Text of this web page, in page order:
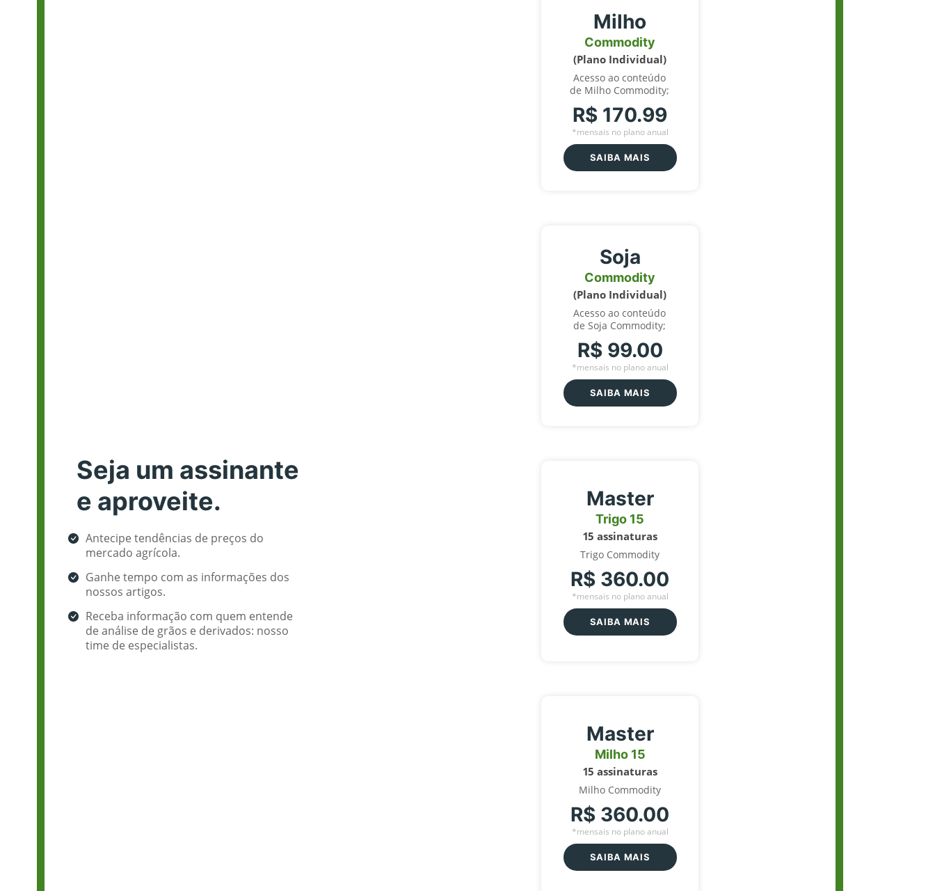
Seja um assinante
e aproveite.
Antecipe tendências de preços do
mercado agrícola.
Ganhe tempo com as informações dos
nossos artigos.
Receba informação com quem entende
de análise de grãos e derivados: nosso
time de especialistas.
Milho
Commodity
(Plano Individual)
Acesso ao conteúdo
de Milho Commodity;
R$ 170.99
*mensais no plano anual
SAIBA MAIS
Soja
Commodity
(Plano Individual)
Acesso ao conteúdo
de Soja Commodity;
R$ 99.00
*mensais no plano anual
SAIBA MAIS
Master
Trigo 15
15 assinaturas
Trigo Commodity
R$ 360.00
*mensais no plano anual
SAIBA MAIS
Master
Milho 15
15 assinaturas
Milho Commodity
R$ 360.00
*mensais no plano anual
SAIBA MAIS